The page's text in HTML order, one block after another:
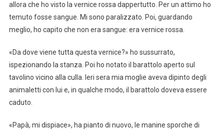
allora che ho visto la vernice rossa dappertutto. Per un attimo ho
temuto fosse sangue. Mi sono paralizzato. Poi, guardando
meglio, ho capito che non era sangue: era vernice rossa.
«Da dove viene tutta questa vernice?» ho sussurrato,
ispezionando la stanza. Poi ho notato il barattolo aperto sul
tavolino vicino alla culla. Ieri sera mia moglie aveva dipinto degli
animaletti con lui e, in qualche modo, il barattolo doveva essere
caduto.
«Papà, mi dispiace», ha pianto di nuovo, le manine sporche di